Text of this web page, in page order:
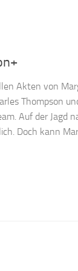
Akten von
Thompson
Auf der Jagd
Doch kann